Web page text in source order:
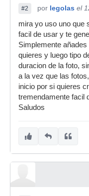
#2 por legolas el
mira yo uso uno que
facil de usar y te
Simplemente
quieres y luego tipo
duracion de la foto,
a la vez que las
inicio por si quieres
tremendamente facil
Saludos